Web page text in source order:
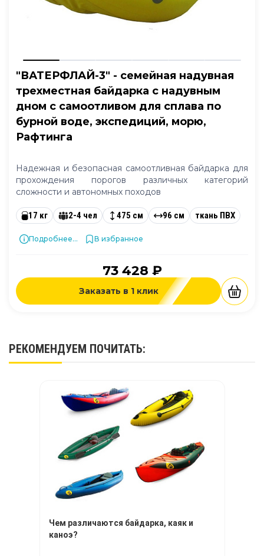
"ВАТЕРФЛАЙ-3" - семейная надувная
трехместная байдарка с надувным
дном с самоотливом для сплава по
бурной воде, экспедиций, морю,
Рафтинга
Надежная и безопасная самоотливная байдарка для
прохождения порогов различных категорий
сложности и автономных походов
17 кг 2-4 чел 475 см 96 см ткань ПВХ
Подробнее... В избранное
73 428 ₽
Заказать в 1 клик
РЕКОМЕНДУЕМ ПОЧИТАТЬ:
Чем различаются байдарка, каяк и
каноэ?